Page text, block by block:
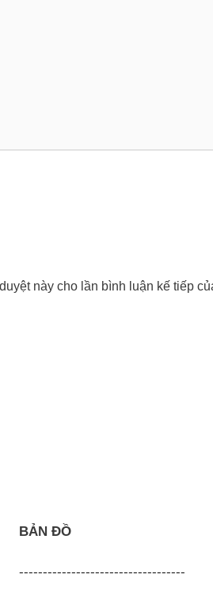
này cho lần bình luận kế tiếp
BẢN ĐỒ
-----------------------------------